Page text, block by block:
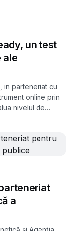
un test
ale
in parteneriat cu
online prin
nivelul de
a
și Agenția